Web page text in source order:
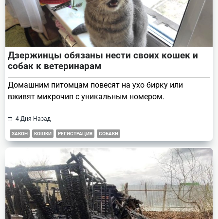
Дзержинцы обязаны нести своих кошек и
собак к ветеринарам
Домашним питомцам повесят на ухо бирку или
вживят микрочип с уникальным номером.
4 Дня Назад
ЗАКОН КОШКИ РЕГИСТРАЦИЯ СОБАКИ